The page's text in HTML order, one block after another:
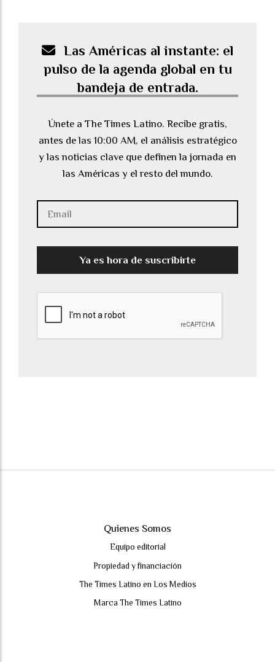
Las Américas al instante: el
pulso de la agenda global en tu
bandeja de entrada.
Únete a The Times Latino. Recibe gratis,
antes de las 10:00 AM, el análisis estratégico
y las noticias clave que definen la jornada en
las Américas y el resto del mundo.
Ya es hora de suscribirte
Quienes Somos
Equipo editorial
Propiedad y financiación
The Times Latino en Los Medios
Marca The Times Latino